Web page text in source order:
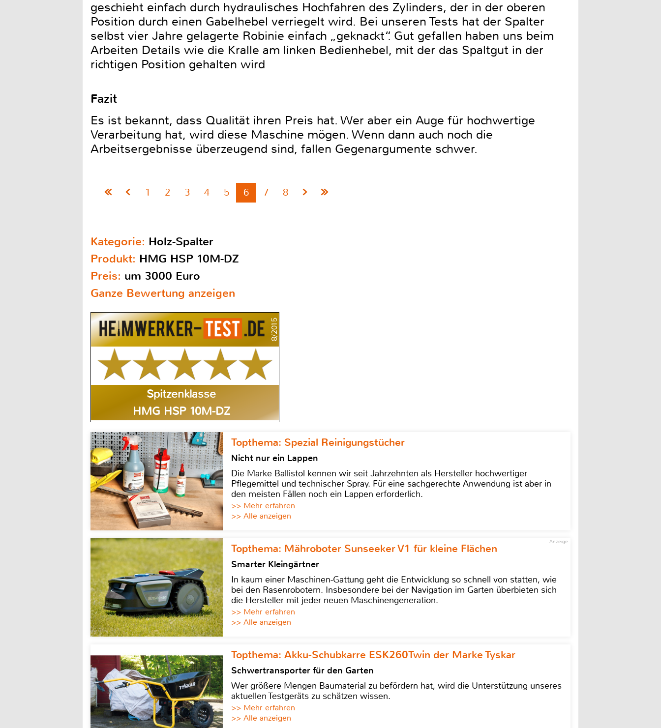
geschieht einfach durch hydraulisches Hochfahren des Zylinders, der in der oberen
Position durch einen Gabelhebel verriegelt wird. Bei unseren Tests hat der Spalter
selbst vier Jahre gelagerte Robinie einfach „geknackt“. Gut gefallen haben uns beim
Arbeiten Details wie die Kralle am linken Bedienhebel, mit der das Spaltgut in der
richtigen Position gehalten wird
Fazit
Es ist bekannt, dass Qualität ihren Preis hat. Wer aber ein Auge für hochwertige
Verarbeitung hat, wird diese Maschine mögen. Wenn dann auch noch die
Arbeitsergebnisse überzeugend sind, fallen Gegenargumente schwer.
1 2 3 4 5 6 7 8
Kategorie: Holz-Spalter
Produkt: HMG HSP 10M-DZ
Preis: um 3000 Euro
Ganze Bewertung anzeigen
8/2015
Spitzenklasse
HMG HSP 10M-DZ
Topthema: Spezial Reinigungstücher
Nicht nur ein Lappen
Die Marke Ballistol kennen wir seit Jahrzehnten als Hersteller hochwertiger
Pflegemittel und technischer Spray. Für eine sachgerechte Anwendung ist aber in
den meisten Fällen noch ein Lappen erforderlich.
>> Mehr erfahren
>> Alle anzeigen
Anzeige
Topthema: Mähroboter Sunseeker V1 für kleine Flächen
Smarter Kleingärtner
In kaum einer Maschinen-Gattung geht die Entwicklung so schnell von statten, wie
bei den Rasenrobotern. Insbesondere bei der Navigation im Garten überbieten sich
die Hersteller mit jeder neuen Maschinengeneration.
>> Mehr erfahren
>> Alle anzeigen
Topthema: Akku-Schubkarre ESK260Twin der Marke Tyskar
Schwertransporter für den Garten
Wer größere Mengen Baumaterial zu befördern hat, wird die Unterstützung unseres
aktuellen Testgeräts zu schätzen wissen.
>> Mehr erfahren
>> Alle anzeigen